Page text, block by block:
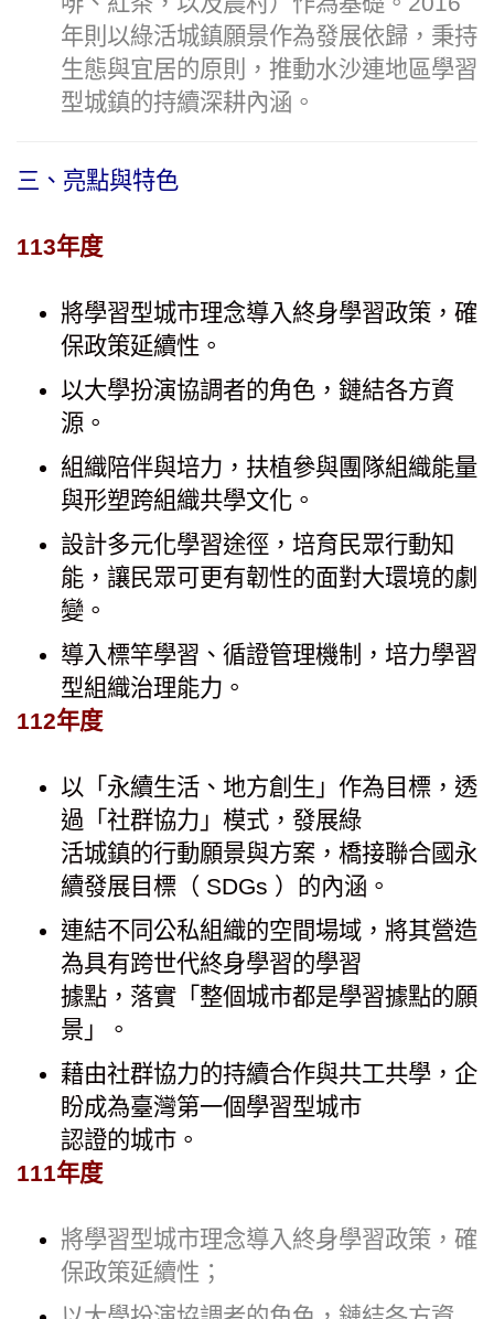
年則以綠活城鎮願景作為發展依歸，秉持
生態與宜居的原則，推動水沙連地區學習
型城鎮的持續深耕內涵。
三、亮點與特色
113年度
將學習型城市理念導入終身學習政策，確
保政策延續性。
以大學扮演協調者的角色，鏈結各方資
源。
組織陪伴與培力，扶植參與團隊組織能量
與形塑跨組織共學文化。
設計多元化學習途徑，培育民眾行動知
能，讓民眾可更有韌性的面對大環境的劇
變。
導入標竿學習、循證管理機制，培力學習
型組織治理能力。
112年度
以「永續生活、地方創生」作為目標，透
過「社群協力」模式，發展綠
活城鎮的行動願景與方案，橋接聯合國永
續發展目標（ SDGs ）的內涵。
連結不同公私組織的空間場域，將其營造
為具有跨世代終身學習的學習
據點，落實「整個城市都是學習據點的願
景」。
藉由社群協力的持續合作與共工共學，企
盼成為臺灣第一個學習型城市
認證的城市。
111年度
將學習型城市理念導入終身學習政策，確
保政策延續性；